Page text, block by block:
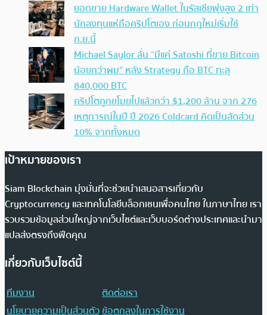
ยอดขาย Hardware Wallet ในรัสเซียพุ่งสูง 2 เท่า
นักลงทุนแห่ถือคริปโตเอง ก่อนกฎใหม่เริ่มใช้
ก.ย.นี้
Michael Saylor ลั่น “มีแค่ Satoshi ที่ขาย Bitcoin
น้อยกว่าผม” หลัง Strategy ถือ BTC ทะลุ
840,000 BTC
คริปโตถูกขโมยไปแล้วกว่า $1,200 ล้าน จาก 276
เหตุการณ์ในปี ปี 2026 Coldcard คิดเป็นสัดส่วน
10% จากทั้งหมด
เป้าหมายของเรา
Siam Blockchain มุ่งมั่นที่จะช่วยนำเสนอสารเกี่ยวกับ
Cryptocurrency และเทคโนโลยีบล็อกเชนเพื่อคนไทย ในภาษาไทย เรา
รวบรวมข้อมูลส่วนใหญ่จากเว็บไซต์และเว็บบอร์ดต่างประเทศและนำมา
แปลส่งตรงถึงฟีดคุณ
เกี่ยวกับเว็บไซต์นี้
ทีมงาน
ติดต่อเรา
นโยบายความเป็นส่วนตัวข้อตกลงในการใช้งาน